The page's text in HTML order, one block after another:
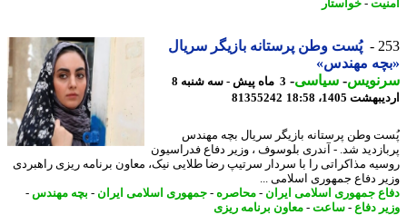
-خواستار
پُست وطن پرستانه بازیگر سریال
مهندس»
-سیاسی-
3 ماه پیش - سه شنبه 8
1405، 18:58
81355242
وطن پرستانه بازیگر سریال بچه مهندس
شد. - آندری بلوسوف ، وزیر دفاع فدراسیون
مذاکراتی را با سردار سرتیپ رضا طلایی نیک، معاون برنامه ریزی راهبردی
دفاع جمهوری اسلامی ...
جمهوری اسلامی ایران - محاصره-جمهوری اسلامی ایران - بچه مهندس-
دفاع -ساعت-معاون برنامه ریزی